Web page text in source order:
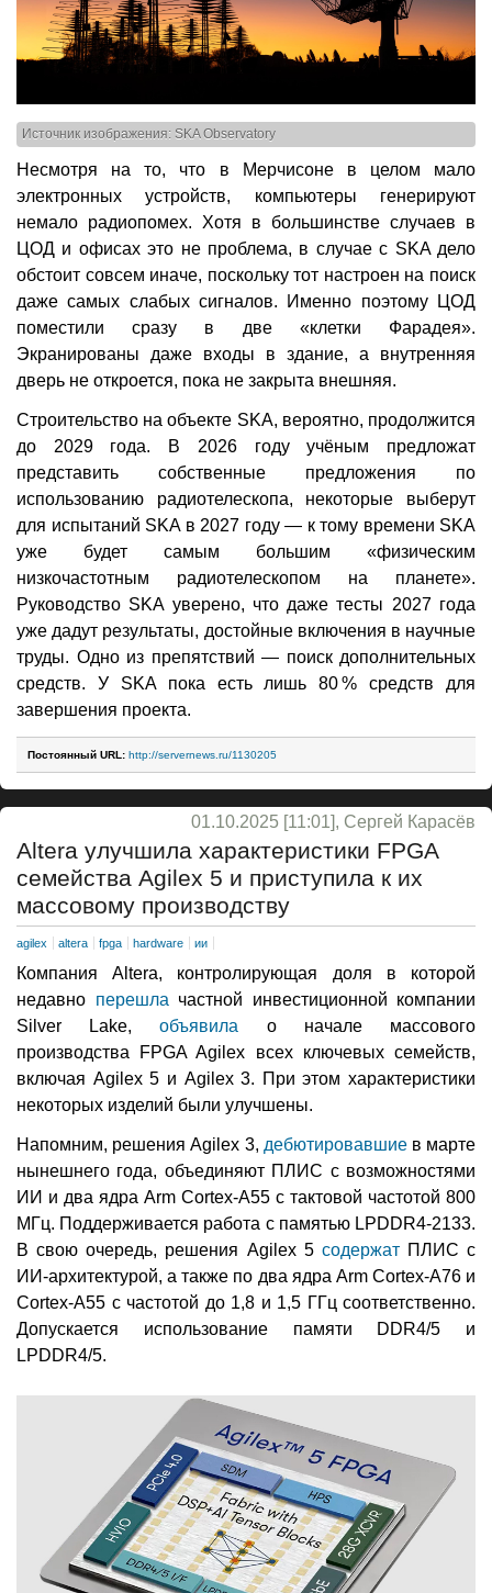
Источник изображения: SKA Observatory
Несмотря на то, что в Мерчисоне в целом мало
электронных устройств, компьютеры генерируют
немало радиопомех. Хотя в большинстве случаев в
ЦОД и офисах это не проблема, в случае с SKA дело
обстоит совсем иначе, поскольку тот настроен на поиск
даже самых слабых сигналов. Именно поэтому ЦОД
поместили сразу в две «клетки Фарадея».
Экранированы даже входы в здание, а внутренняя
дверь не откроется, пока не закрыта внешняя.
Строительство на объекте SKA, вероятно, продолжится
до 2029 года. В 2026 году учёным предложат
представить собственные предложения по
использованию радиотелескопа, некоторые выберут
для испытаний SKA в 2027 году — к тому времени SKA
уже будет самым большим «физическим
низкочастотным радиотелескопом на планете».
Руководство SKA уверено, что даже тесты 2027 года
уже дадут результаты, достойные включения в научные
труды. Одно из препятствий — поиск дополнительных
средств. У SKA пока есть лишь 80 % средств для
завершения проекта.
Постоянный URL: http://servernews.ru/1130205
01.10.2025 [11:01], Сергей Карасёв
Altera улучшила характеристики FPGA
семейства Agilex 5 и приступила к их
массовому производству
agilex altera fpga hardware ии
Компания Altera, контролирующая доля в которой
недавно перешла частной инвестиционной компании
Silver Lake,объявила о начале массового
производства FPGA Agilex всех ключевых семейств,
включая Agilex 5 и Agilex 3. При этом характеристики
некоторых изделий были улучшены.
Напомним, решения Agilex 3, дебютировавшиев марте
нынешнего года, объединяют ПЛИС с возможностями
ИИ и два ядра Arm Cortex-A55 с тактовой частотой 800
МГц. Поддерживается работа с памятью LPDDR4-2133.
В свою очередь, решения Agilex 5 содержатПЛИС с
ИИ-архитектурой, а также по два ядра Arm Cortex-A76 и
Cortex-A55 с частотой до 1,8 и 1,5 ГГц соответственно.
Допускается использование памяти DDR4/5 и
LPDDR4/5.